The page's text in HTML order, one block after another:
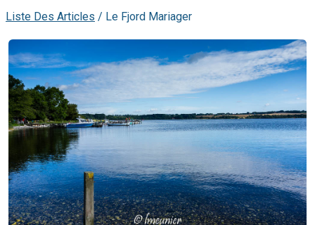
Liste Des Articles / Le Fjord Mariager